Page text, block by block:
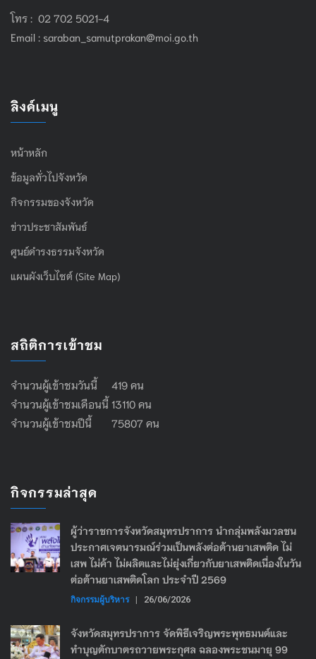
โทร : 02 702 5021-4
Email : saraban_samutprakan@moi.go.th
ลิงค์เมนู
หน้าหลัก
ข้อมูลทั่วไปจังหวัด
กิจกรรมของจังหวัด
ข่าวประชาสัมพันธ์
ศูนย์ดำรงธรรมจังหวัด
แผนผังเว็บไซต์ (Site Map)
สถิติการเข้าชม
จำนวนผู้เข้าชมวันนี้ 419 คน
จำนวนผู้เข้าชมเดือนนี้ 13110 คน
จำนวนผู้เข้าชมปีนี้ 75807 คน
กิจกรรมล่าสุด
ผู้ว่าราชการจังหวัดสมุทรปราการ นำกลุ่มพลังมวลชน
ประกาศเจตนารมณ์ร่วมเป็นพลังต่อต้านยาเสพติด ไม่
เสพ ไม่ค้า ไม่ผลิตและไม่ยุ่งเกี่ยวกับยาเสพติดเนื่องในวัน
ต่อต้านยาเสพติดโลก ประจำปี 2569
กิจกรรมผู้บริหาร | 26/06/2026
จังหวัดสมุทรปราการ จัดพิธีเจริญพระพุทธมนต์และ
ทำบุญตักบาตรถวายพระกุศล ฉลองพระชนมายุ 99